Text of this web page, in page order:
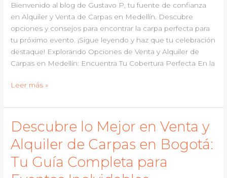
Perú:
Una
guía
completa
para
tus
Bienvenido al blog de Gustavo P, tu fuente de confianza
en Alquiler y Venta de Carpas en Medellín. Descubre
opciones y consejos para encontrar la carpa perfecta para
tu próximo evento. ¡Sigue leyendo y haz que tu celebración
destaque! Explorando Opciones de Venta y Alquiler de
Carpas en Medellín: Encuentra Tu Cobertura Perfecta En la
Explora
bajo
Tu
Guía
Completa
para
Leer más »
Descubre lo Mejor en Venta y
Alquiler de Carpas en Bogotá:
Tu Guía Completa para